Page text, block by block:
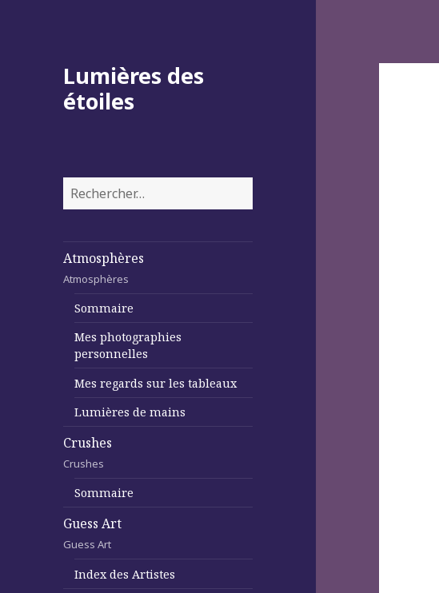
Lumières des
étoiles
Rechercher :
Atmosphères
Atmosphères
Sommaire
Mes photographies
personnelles
Mes regards sur les tableaux
Lumières de mains
Crushes
Crushes
Sommaire
Guess Art
Guess Art
Index des Artistes